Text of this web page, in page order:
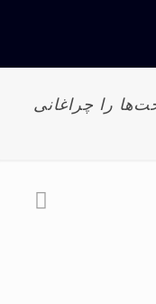
را چراغانی